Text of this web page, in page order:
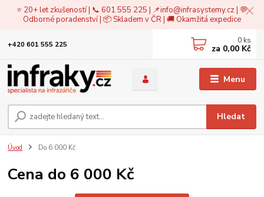
⭐ 20+ let zkušeností | 📞 601 555 225 | 📌info@infrasystemy.cz| 💬
Odborné poradenství | 📦 Skladem v ČR | 🚚 Okamžitá expedice
Menu
Hledat
+420 601 555 225 0 ks
za 0,00 Kč
Úvod Do 6 000 Kč
Cena do 6 000 Kč